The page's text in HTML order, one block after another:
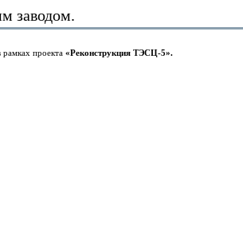
заводом.
рамках проекта «Реконструкция ТЭСЦ-5».